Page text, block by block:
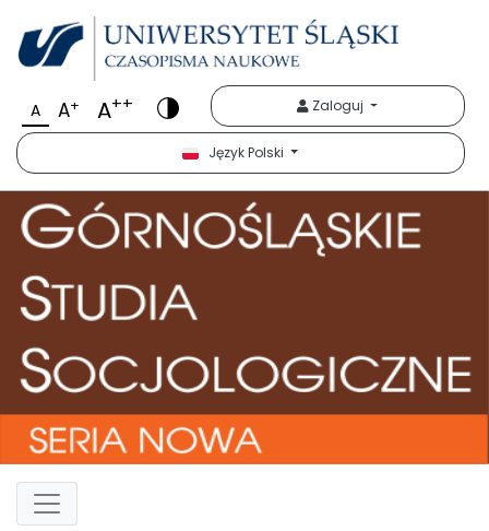
A A+ A++ Zaloguj
Język Polski